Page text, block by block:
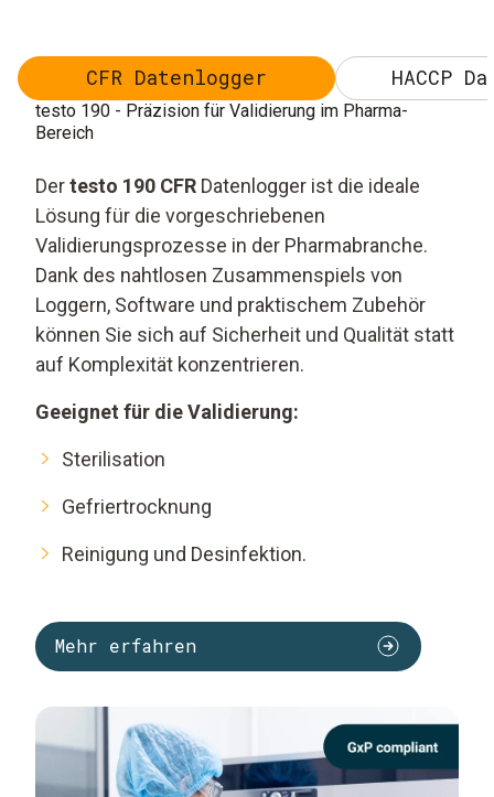
CFR Datenlogger HACCP
testo 190 - Präzision für Validierung im Pharma-
Bereich
Dertesto 190 CFR Datenlogger ist die ideale
Lösung für die vorgeschriebenen
Validierungsprozesse in der Pharmabranche.
Dank des nahtlosen Zusammenspiels von
Loggern, Software und praktischem Zubehör
können Sie sich auf Sicherheit und Qualität statt
auf Komplexität konzentrieren.
Geeignet für die Validierung:
Sterilisation
Gefriertrocknung
Reinigung und Desinfektion.
Mehr erfahren